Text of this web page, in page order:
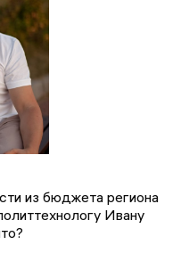
из бюджета региона
Ивану